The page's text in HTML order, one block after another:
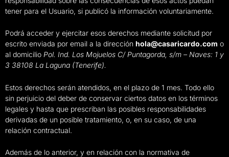
tener para el Usuario, si publicó la información voluntariamente.
Podrá acceder y ejercitar esos derechos mediante solicitud por
escrito enviada por email a la dirección hola@casaricardo.com o
al domicilio Pol. Ind. Los Mojuelos C/ Puntagorda, s/m – Naves: 1 y
3 38108 La Laguna (Tenerife).
Estos derechos serán atendidos, en el plazo de 1 mes. Todo ello
sin perjuicio del deber de conservar ciertos datos en los términos
legales y hasta que prescriban las posibles responsabilidades
derivadas de un posible tratamiento, o, en su caso, de una
relación contractual.
Además de lo anterior, y en relación con la normativa de